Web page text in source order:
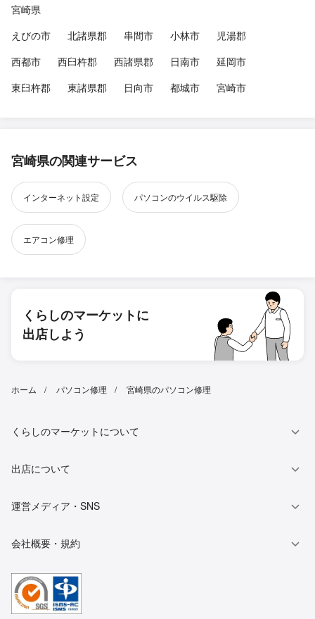
宮崎県
えびの市
北諸県郡 串間市 小林市
児湯郡
西都市
西臼杵郡 西諸県郡 日南市
延岡市
東臼杵郡
東諸県郡 日向市 都城市 宮崎市
宮崎県の関連サービス
インターネット設定 パソコンのウイルス駆除
エアコン修理
くらしのマーケットに
出店しよう
ホーム パソコン修理 宮崎県のパソコン修理
くらしのマーケットについて
出店について
運営メディア・SNS
会社概要・規約